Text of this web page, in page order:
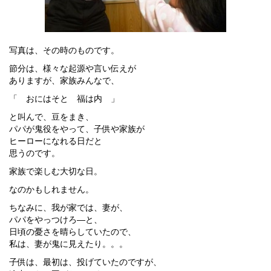
写真は、その時のものです。
節分は、様々な起源や言い伝えが
ありますが、家族みんなで、
「 おにはそと 福は内 」
と叫んで、豆をまき、
パパが鬼役をやって、子供や家族が
ヒーローになれる日だと
思うのです。
家族で楽しむ大切な日。
なのかもしれません。
ちなみに、我が家では、妻が、
パパをやっつけろ―と、
日頃の憂さを晴らしていたので、
私は、妻が鬼に見えたり。。。
子供は、最初は、投げていたのですが、